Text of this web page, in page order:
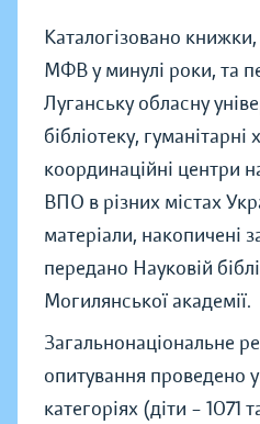
Каталогізовано
МФВ у минулі роки, та
Луганську обласну
бібліотеку, гуманітарні
координаційні центри
ВПО в різних містах
матеріали, накопичені
передано Науковій
Могилянської академії.
Загальнонаціональне
опитування проведено
категоріях (діти – 1071